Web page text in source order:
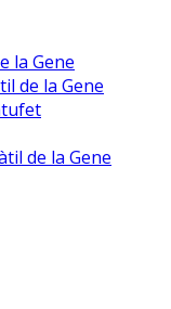
la Gene
de la Gene
de la Gene